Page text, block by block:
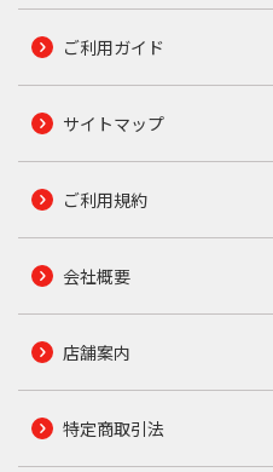
ご利用ガイド
サイトマップ
ご利用規約
会社概要
店舗案内
特定商取引法